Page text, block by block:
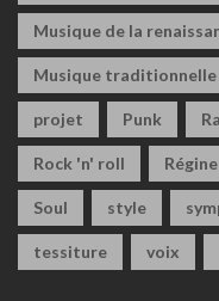
Musique de la
Musique traditionnelle
projet Punk
Rock 'n' roll
Soul style
tessiture voix